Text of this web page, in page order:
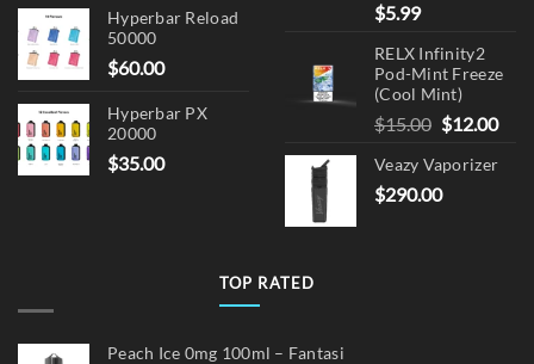
Hyperbar Reload
50000
$60.00
Hyperbar PX
20000
$35.00
$5.99
RELX Infinity2
Pod-Mint Freeze
(Cool Mint)
$15.00 Original
was:
$15.00.
$12.00
Veazy Vaporizer
$290.00
TOP RATED
Peach Ice 0mg 100ml – Fantasi